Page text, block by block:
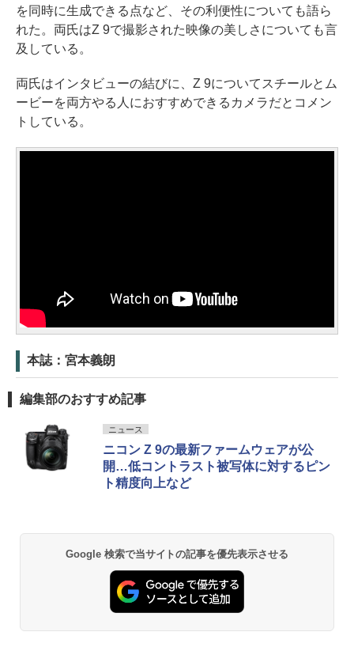
を同時に生成できる点など、その利便性についても語ら
れた。両氏はZ 9で撮影された映像の美しさについても言
及している。
両氏はインタビューの結びに、Z 9についてスチールとム
ービーを両方やる人におすすめできるカメラだとコメン
トしている。
本誌：宮本義朗
編集部のおすすめ記事
ニュース
ニコン Z 9の最新ファームウェアが公
開…低コントラスト被写体に対するピン
ト精度向上など
Google 検索で当サイトの記事を優先表示させる